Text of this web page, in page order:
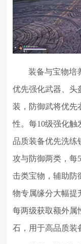
装备与宝物培
优先强化武器、头
装，防御武将优先
性。每10级强化触
品质装备优先洗练
攻与防御两类，每
击类宝物，辅助防
物专属缘分大幅提
每两级获取额外属
石，用于高品质装